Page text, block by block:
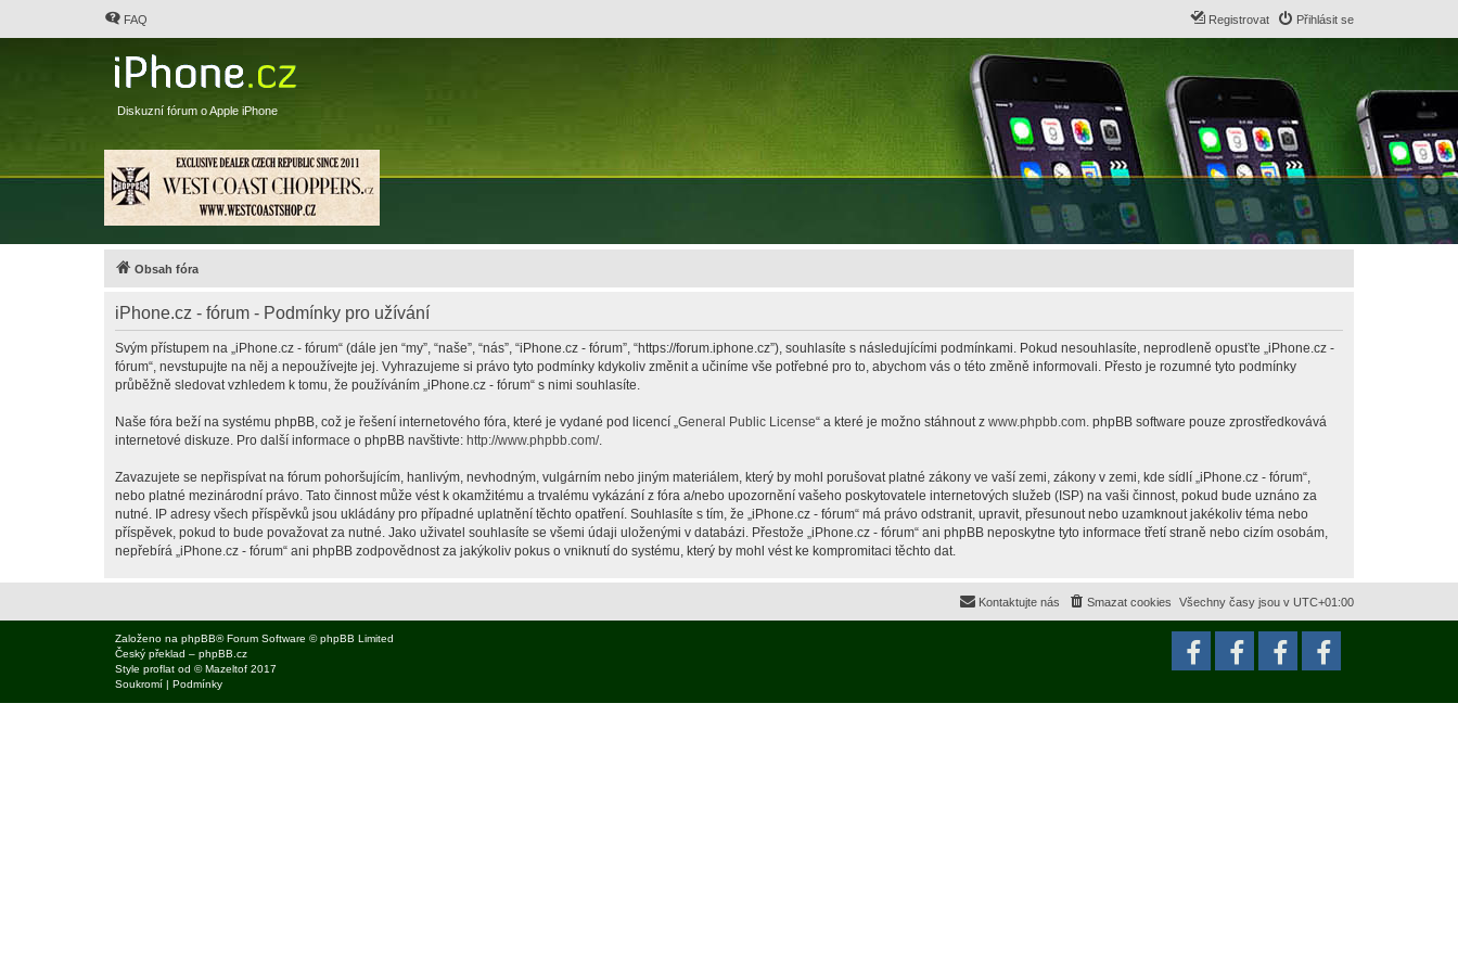
FAQ Přihlásit se
Registrovat
Diskuzní fórum o Apple iPhone
Obsah fóra
iPhone.cz - fórum - Podmínky pro užívání
Svým přístupem na „iPhone.cz - fórum“ (dále jen “my”, “naše”, “nás”, “iPhone.cz - fórum”, “https://forum.iphone.cz”), souhlasíte s následujícími podmínkami. Pokud nesouhlasíte, neprodleně opusťte „iPhone.cz -
fórum“, nevstupujte na něj a nepoužívejte jej. Vyhrazujeme si právo tyto podmínky kdykoliv změnit a učiníme vše potřebné pro to, abychom vás o této změně informovali. Přesto je rozumné tyto podmínky
průběžně sledovat vzhledem k tomu, že používáním „iPhone.cz - fórum“ s nimi souhlasíte.
Naše fóra beží na systému phpBB, což je řešení internetového fóra, které je vydané pod licencí „General Public License“ a které je možno stáhnout z www.phpbb.com. phpBB software pouze zprostředkovává
internetové diskuze. Pro další informace o phpBB navštivte: http://www.phpbb.com/.
Zavazujete se nepřispívat na fórum pohoršujícím, hanlivým, nevhodným, vulgárním nebo jiným materiálem, který by mohl porušovat platné zákony ve vaší zemi, zákony v zemi, kde sídlí „iPhone.cz - fórum“,
nebo platné mezinárodní právo. Tato činnost může vést k okamžitému a trvalému vykázání z fóra a/nebo upozornění vašeho poskytovatele internetových služeb (ISP) na vaši činnost, pokud bude uznáno za
nutné. IP adresy všech příspěvků jsou ukládány pro případné uplatnění těchto opatření. Souhlasíte s tím, že „iPhone.cz - fórum“ má právo odstranit, upravit, přesunout nebo uzamknout jakékoliv téma nebo
příspěvek, pokud to bude považovat za nutné. Jako uživatel souhlasíte se všemi údaji uloženými v databázi. Přestože „iPhone.cz - fórum“ ani phpBB neposkytne tyto informace třetí straně nebo cizím osobám,
nepřebírá „iPhone.cz - fórum“ ani phpBB zodpovědnost za jakýkoliv pokus o vniknutí do systému, který by mohl vést ke kompromitaci těchto dat.
Všechny časy jsou v UTC+01:00
Smazat cookies
Kontaktujte nás
Založeno na phpBB® Forum Software © phpBB Limited
Český překlad – phpBB.cz
Style proflat od ©Mazeltof 2017
Soukromí | Podmínky